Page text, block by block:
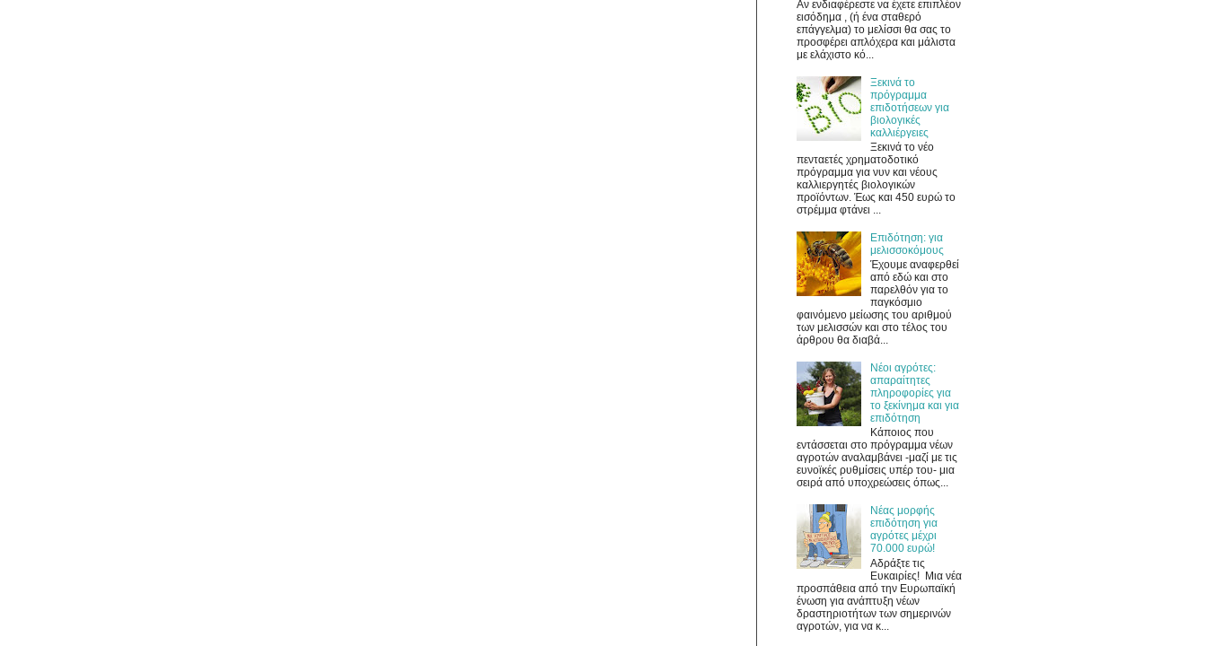
Αν ενδιαφέρεστε να έχετε επιπλέον
εισόδημα , (ή ένα σταθερό
επάγγελμα) το μελίσσι θα σας το
προσφέρει απλόχερα και μάλιστα
με ελάχιστο κό...
Ξεκινά το
πρόγραμμα
επιδοτήσεων για
βιολογικές
καλλιέργειες
Ξεκινά το νέο
πενταετές χρηματοδοτικό
πρόγραμμα για νυν και νέους
καλλιεργητές βιολογικών
προϊόντων. Έως και 450 ευρώ το
στρέμμα φτάνει ...
Επιδότηση: για
μελισσοκόμους
Έχουμε αναφερθεί
από εδώ και στο
παρελθόν για το
παγκόσμιο
φαινόμενο μείωσης του αριθμού
των μελισσών και στο τέλος του
άρθρου θα διαβά...
Νέοι αγρότες:
απαραίτητες
πληροφορίες για
το ξεκίνημα και για
επιδότηση
Κάποιος που
εντάσσεται στο πρόγραμμα νέων
αγροτών αναλαμβάνει -μαζί με τις
ευνοϊκές ρυθμίσεις υπέρ του- μια
σειρά από υποχρεώσεις όπως...
Νέας μορφής
επιδότηση για
αγρότες μέχρι
70.000 ευρώ!
Αδράξτε τις
Ευκαιρίες! Μια νέα
προσπάθεια από την Ευρωπαϊκή
ένωση για ανάπτυξη νέων
δραστηριοτήτων των σημερινών
αγροτών, για να κ...